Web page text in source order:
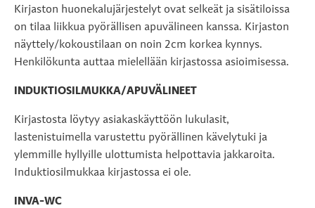
Kirjaston huonekalujärjestelyt ovat selkeät ja sisätiloissa
on tilaa liikkua pyörällisen apuvälineen kanssa. Kirjaston
näyttely/kokoustilaan on noin 2cm korkea kynnys.
Henkilökunta auttaa mielellään kirjastossa asioimisessa.
INDUKTIOSILMUKKA/APUVÄLINEET
Kirjastosta löytyy asiakaskäyttöön lukulasit,
lastenistuimella varustettu pyörällinen kävelytuki ja
ylemmille hyllyille ulottumista helpottavia jakkaroita.
Induktiosilmukkaa kirjastossa ei ole.
INVA-WC